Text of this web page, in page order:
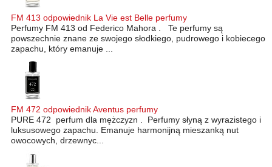
FM 413 odpowiednik La Vie est Belle perfumy
Perfumy FM 413 od Federico Mahora . Te perfumy są
powszechnie znane ze swojego słodkiego, pudrowego i kobiecego
zapachu, który emanuje ...
FM 472 odpowiednik Aventus perfumy
PURE 472 perfum dla mężczyzn . Perfumy słyną z wyrazistego i
luksusowego zapachu. Emanuje harmonijną mieszanką nut
owocowych, drzewnyc...